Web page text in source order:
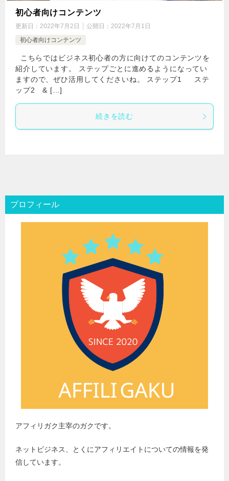
初心者向けコンテンツ
更新日： 2022年7月2日 公開日： 2022年7月1日
初心者向けコンテンツ
こちらではビジネス初心者の方に向けてのコンテンツを
紹介しています。 ステップごとに進めるようになってい
ますので、ぜひ活用してくださいね。 ステップ1 ステ
ップ2 & […]
続きを読む
プロフィール
アフィリガク主宰のガクです。
ネットビジネス、とくにアフィリエイトについての情報を発
信しています。